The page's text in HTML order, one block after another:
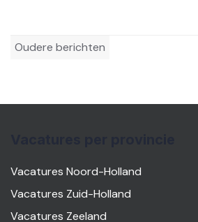
Berichtennavigatie
Oudere berichten
Vacatures Noord-Holland
Vacatures Zuid-Holland
Vacatures Zeeland